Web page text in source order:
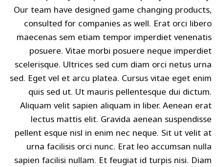
Our team have designed game changing products,
consulted for companies as well. Erat orci libero
maecenas sem etiam tempor imperdiet venenatis
posuere. Vitae morbi posuere neque imperdiet
scelerisque. Ultrices sed cum diam orci netus urna
sed. Eget vel et arcu platea. Cursus vitae eget enim
quis sed ut. Ut mauris pellentesque dui dictum.
Aliquam velit sapien aliquam in liber. Aenean erat
lectus mattis elit. Gravida aenean suspendisse
pellent esque nisl in enim nec neque. Sit ut velit at
urna facilisis orci nunc. Erat leo accumsan nulla
sapien facilisi nullam. Et feugiat id turpis nisi. Diam